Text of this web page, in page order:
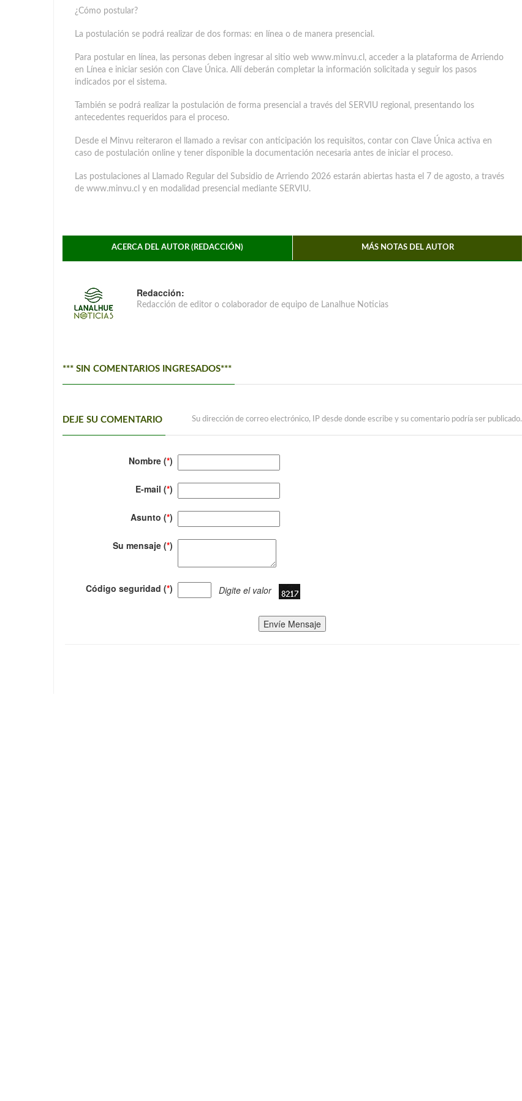
¿Cómo postular?
La postulación se podrá realizar de dos formas: en línea o de manera presencial.
Para postular en línea, las personas deben ingresar al sitio web www.minvu.cl, acceder a la plataforma de Arriendo
en Línea e iniciar sesión con Clave Única. Allí deberán completar la información solicitada y seguir los pasos
indicados por el sistema.
También se podrá realizar la postulación de forma presencial a través del SERVIU regional, presentando los
antecedentes requeridos para el proceso.
Desde el Minvu reiteraron el llamado a revisar con anticipación los requisitos, contar con Clave Única activa en
caso de postulación online y tener disponible la documentación necesaria antes de iniciar el proceso.
Las postulaciones al Llamado Regular del Subsidio de Arriendo 2026 estarán abiertas hasta el 7 de agosto, a través
de www.minvu.cl y en modalidad presencial mediante SERVIU.
ACERCA DEL AUTOR (REDACCIÓN) MÁS NOTAS DEL AUTOR
Redacción:
Redacción de editor o colaborador de equipo de Lanalhue Noticias
*** SIN COMENTARIOS INGRESADOS***
DEJE SU COMENTARIO Su dirección de correo electrónico, IP desde donde escribe y su comentario podría ser publicado.
Nombre (*)
E-mail (*)
Asunto (*)
Su mensaje (*)
Código seguridad (*) Digite el valor
Envíe Mensaje